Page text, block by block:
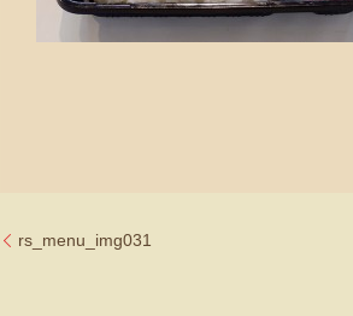
rs_menu_img031